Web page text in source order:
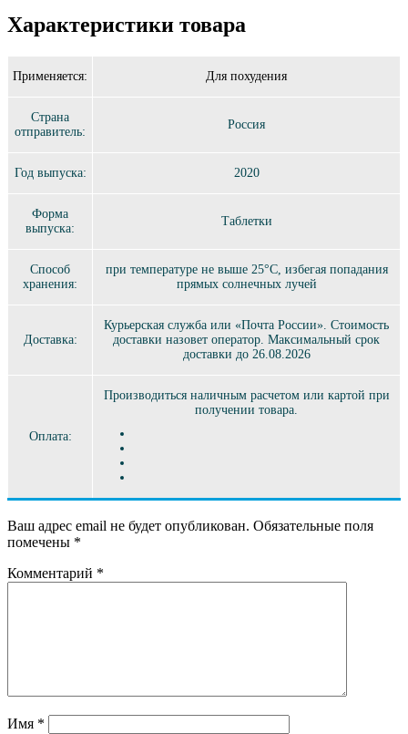
Характеристики товара
Применяется: Для похудения
Страна
отправитель:
Россия
Год выпуска: 2020
Форма
выпуска:
Таблетки
Способ
хранения:
при температуре не выше 25°C, избегая попадания
прямых солнечных лучей
Доставка:
Курьерская служба или «Почта России». Стоимость
доставки назовет оператор. Максимальный срок
доставки до 26.08.2026
Оплата:
Производиться наличным расчетом или картой при
получении товара.
Ваш адрес email не будет опубликован. Обязательные поля
помечены *
Комментарий *
Имя *